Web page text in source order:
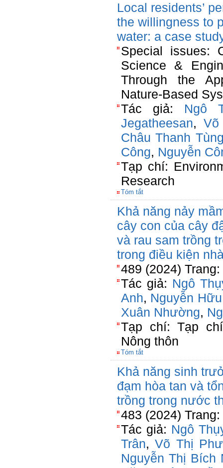
Local residents’
the willingness to
water: a case
Special issues:
Science &
Through the
Nature-Based
Tác giả: Ngô
Jegatheesan,
Châu Thanh
Công, Nguyễn
Tạp chí:
Research
Tóm tắt
Khả năng nảy
cây con của cây
và rau sam trồng
trong điều kiện
489 (2024)
Tác giả: Ngô
Anh, Nguyễn
Xuân Nhường,
Tạp chí: Tạp
Nông thôn
Tóm tắt
Khả năng sinh
đạm hòa tan và
trồng trong nước
483 (2024)
Tác giả: Ngô
Trân,Võ Thị
Nguyễn Thị Bích